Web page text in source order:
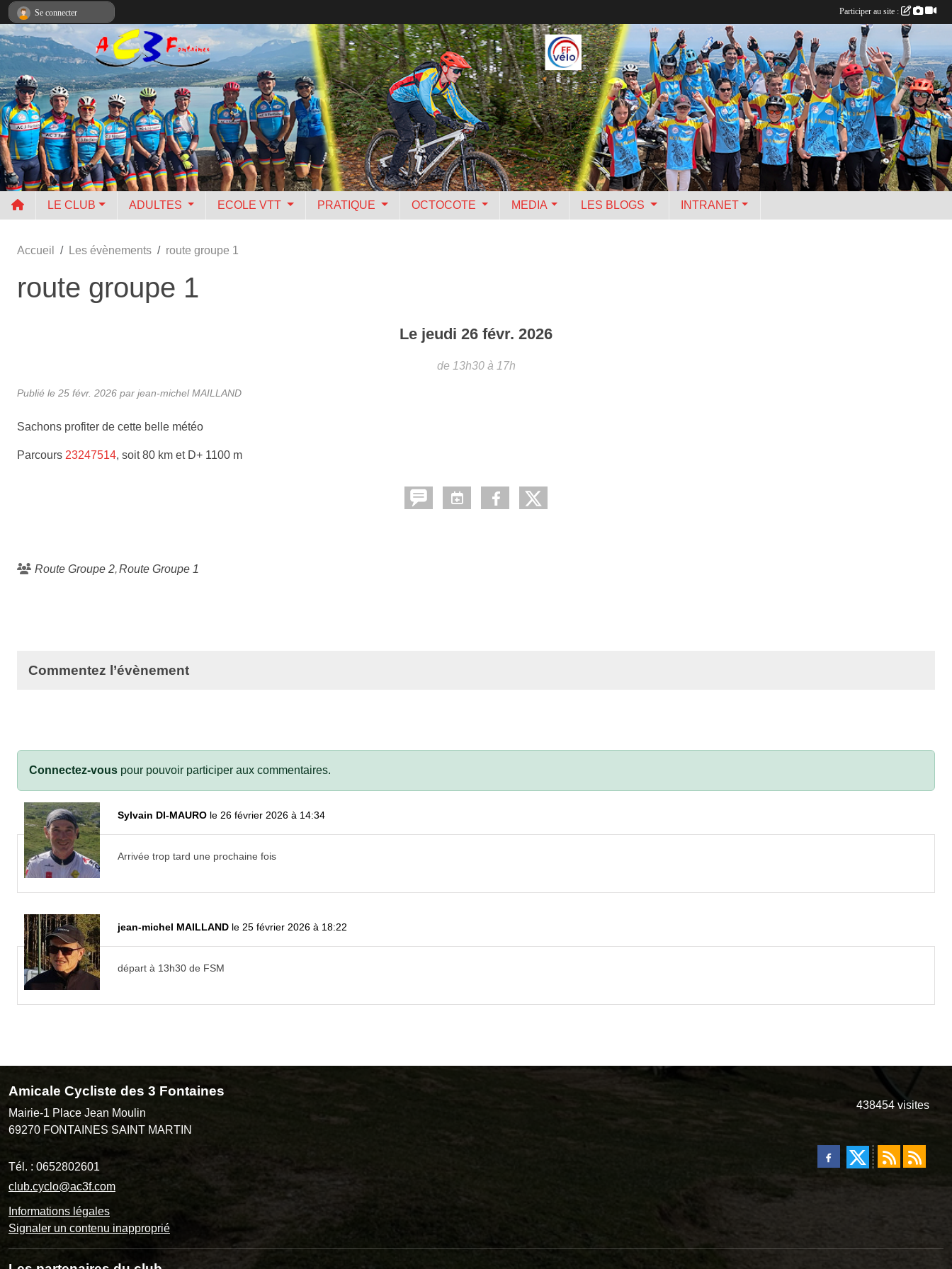
LE CLUB ADULTES ECOLE VTT PRATIQUE OCTOCOTE MEDIA LES BLOGS INTRANET
Accueil Les évènements route groupe 1
route groupe 1
Le jeudi 26 févr. 2026
de 13h30 à 17h
Publié le 25 févr. 2026 par jean-michel MAILLAND
Sachons profiter de cette belle météo
Parcours 23247514, soit 80 km et D+ 1100 m
Route Groupe 2 Route Groupe 1
Commentez l’évènement
Connectez-vous pour pouvoir participer aux commentaires.
Sylvain DI-MAURO le 26 février 2026 à 14:34
Arrivée trop tard une prochaine fois
jean-michel MAILLAND le 25 février 2026 à 18:22
départ à 13h30 de FSM
Amicale Cycliste des 3 Fontaines
Mairie-1 Place Jean Moulin
69270 FONTAINES SAINT MARTIN
Tél. : 0652802601
club.cyclo@ac3f.com
Informations légales
Signaler un contenu inapproprié
438454visites
Se connecter Participer au site :
Panneau de gestion des cookies